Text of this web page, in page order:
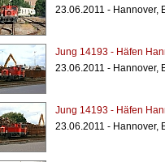
23.06.2011 - Hannover,
Jung 14193 - Häfen
23.06.2011 - Hannover,
Jung 14193 - Häfen
23.06.2011 - Hannover,